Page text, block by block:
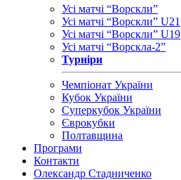
Усі матчі “Ворскли”
Усі матчі “Ворскли” U21
Усі матчі “Ворскли” U19
Усі матчі “Ворскла-2”
Турніри
Чемпіонат України
Кубок України
Суперкубок України
Єврокубки
Полтавщина
Програми
Контакти
Олександр Стадниченко